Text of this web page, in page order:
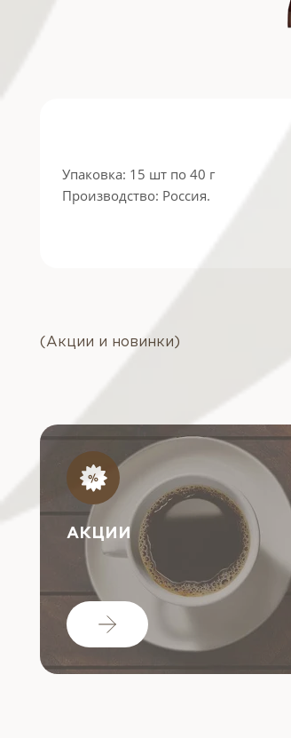
Упаковка: 15 шт по 40 г
Производство: Россия.
(Акции и новинки)
АКЦИИ